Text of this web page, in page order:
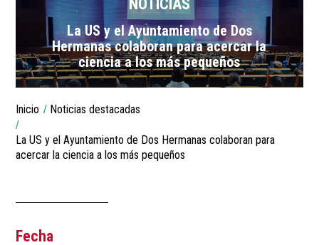
NOTICIAS
La US y el Ayuntamiento de Dos
Hermanas colaboran para acercar la
ciencia a los más pequeños
Breadcrumbs
You
are
here:
Inicio Noticias destacadas
La US y el Ayuntamiento de Dos Hermanas colaboran para
acercar la ciencia a los más pequeños
Fecha